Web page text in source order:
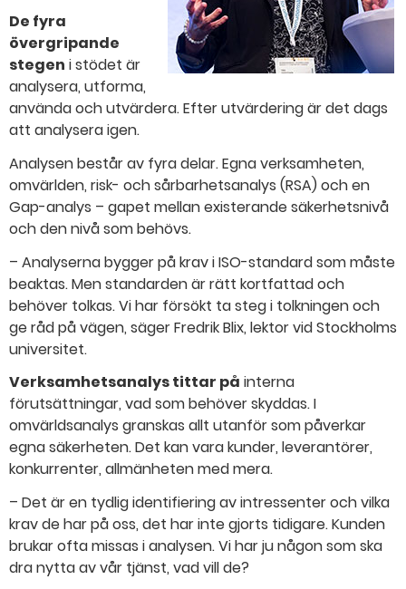
De fyra
övergripande
stegen i stödet är
analysera, utforma,
använda och utvärdera. Efter utvärdering är det dags
att analysera igen.
Analysen består av fyra delar. Egna verksamheten,
omvärlden, risk- och sårbarhetsanalys (RSA) och en
Gap-analys – gapet mellan existerande säkerhetsnivå
och den nivå som behövs.
– Analyserna bygger på krav i ISO-standard som måste
beaktas. Men standarden är rätt kortfattad och
behöver tolkas. Vi har försökt ta steg i tolkningen och
ge råd på vägen, säger Fredrik Blix, lektor vid Stockholms
universitet.
Verksamhetsanalys tittar på interna
förutsättningar, vad som behöver skyddas. I
omvärldsanalys granskas allt utanför som påverkar
egna säkerheten. Det kan vara kunder, leverantörer,
konkurrenter, allmänheten med mera.
– Det är en tydlig identifiering av intressenter och vilka
krav de har på oss, det har inte gjorts tidigare. Kunden
brukar ofta missas i analysen. Vi har ju någon som ska
dra nytta av vår tjänst, vad vill de?